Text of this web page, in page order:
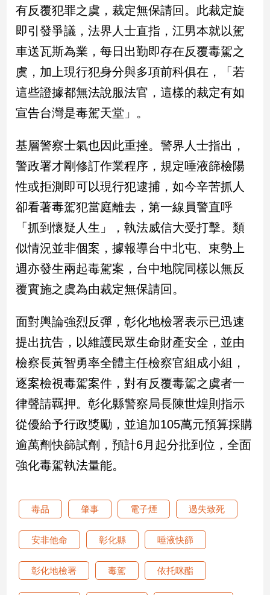
新
冠
病
毒
專
區
南
台
灣
觀
點
南
台
觀
點
樂
娛
樂
聞
流
行/
時
尚
追
生
活
建
築/
有反覆犯罪之虞，裁定無保請回。此裁定旋
即引發爭議，法界人士直指，江男本就以駕
車送瓦斯為業，每日出勤即存在反覆毒駕之
虞，加上現行犯身分與多項前科俱在，「若
這些證據都無法說服法官，這樣的裁定有如
宣告台灣是毒駕天堂」。
基層警察士氣也因此重挫。警界人士指出，
警政署才剛修訂作業程序，規定唾液篩檢陽
性或拒測即可以現行犯逮捕，如今辛苦抓人
卻看著毒駕犯當庭離去，第一線員警直呼
「抓到懷疑人生」，執法威信大受打擊。類
似情況並非個案，據報導台中北屯、東勢上
週亦發生兩起毒駕案，台中地院同樣以無反
覆實施之虞為由裁定無保請回。
面對輿論強烈反彈，彰化地檢署表示已迅速
提出抗告，以維護民眾生命財產安全，並由
檢察長黃智勇率全體主任檢察官組成小組，
逐案檢視毒駕案件，對有反覆毒駕之虞者一
律聲請羈押。彰化縣警察局長陳世煌則指示
從優給予行政獎勵，並追加105萬元預算採購
逾萬劑快篩試劑，預計6月起分批到位，全面
強化毒駕執法量能。
毒品 肇事 電子煙 過失致死
安非他命 彰化縣 唾液快篩
彰化地檢署 毒駕 依托咪酯